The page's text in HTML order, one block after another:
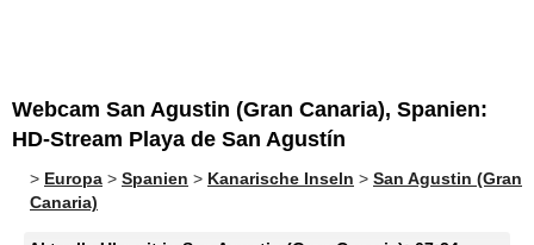
Webcam San Agustin (Gran Canaria), Spanien:
HD-Stream Playa de San Agustín
> Europa > Spanien > Kanarische Inseln > San Agustin (Gran
Canaria)